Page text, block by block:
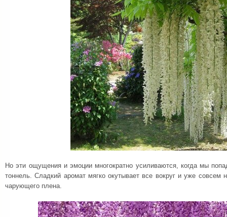
Но эти ощущения и эмоции многократно усиливаются, когда мы
тоннель. Сладкий аромат мягко окутывает все вокруг и уже совсем
чарующего плена.